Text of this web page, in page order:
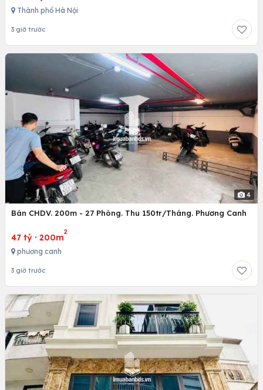
Thành phố Hà Nội
3 giờ trước
4
Bán CHDV. 200m - 27 Phòng. Thu 150tr/Tháng. Phương Canh
47 tỷ · 200m
2
phương canh
3 giờ trước